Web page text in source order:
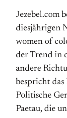
Jezebel.com
diesjährigen
women of
der Trend in
andere
bespricht das
Politische
Paetau, die